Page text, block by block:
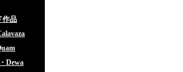
品
Dewa